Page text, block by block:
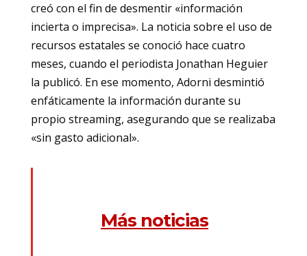
creó con el fin de desmentir «información
incierta o imprecisa». La noticia sobre el uso de
recursos estatales se conoció hace cuatro
meses, cuando el periodista Jonathan Heguier
la publicó. En ese momento, Adorni desmintió
enfáticamente la información durante su
propio streaming, asegurando que se realizaba
«sin gasto adicional».
Más noticias